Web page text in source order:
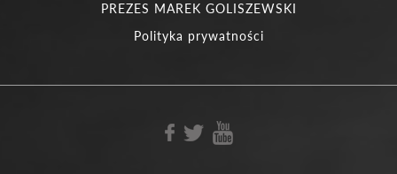
PREZES MAREK GOLISZEWSKI
Polityka prywatności